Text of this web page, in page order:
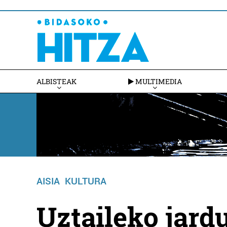
ALBISTEAK MULTIMEDIA
AISIA KULTURA
Uztaileko